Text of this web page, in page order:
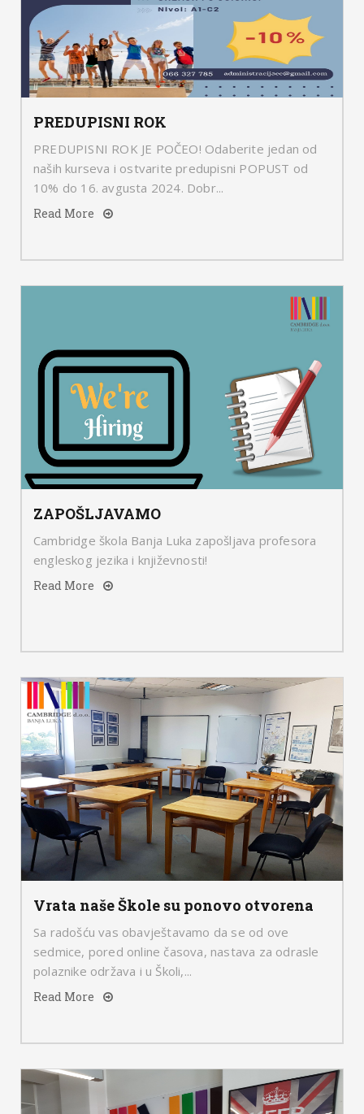
PREDUPISNI ROK
PREDUPISNI ROK JE POČEO! Odaberite jedan od
naših kurseva i ostvarite predupisni POPUST od
10% do 16. avgusta 2024. Dobr...
Read More
ZAPOŠLJAVAMO
Cambridge škola Banja Luka zapošljava profesora
engleskog jezika i književnosti!
Read More
Vrata naše Škole su ponovo otvorena
Sa radošću vas obavještavamo da se od ove
sedmice, pored online časova, nastava za odrasle
polaznike održava i u Školi,...
Read More